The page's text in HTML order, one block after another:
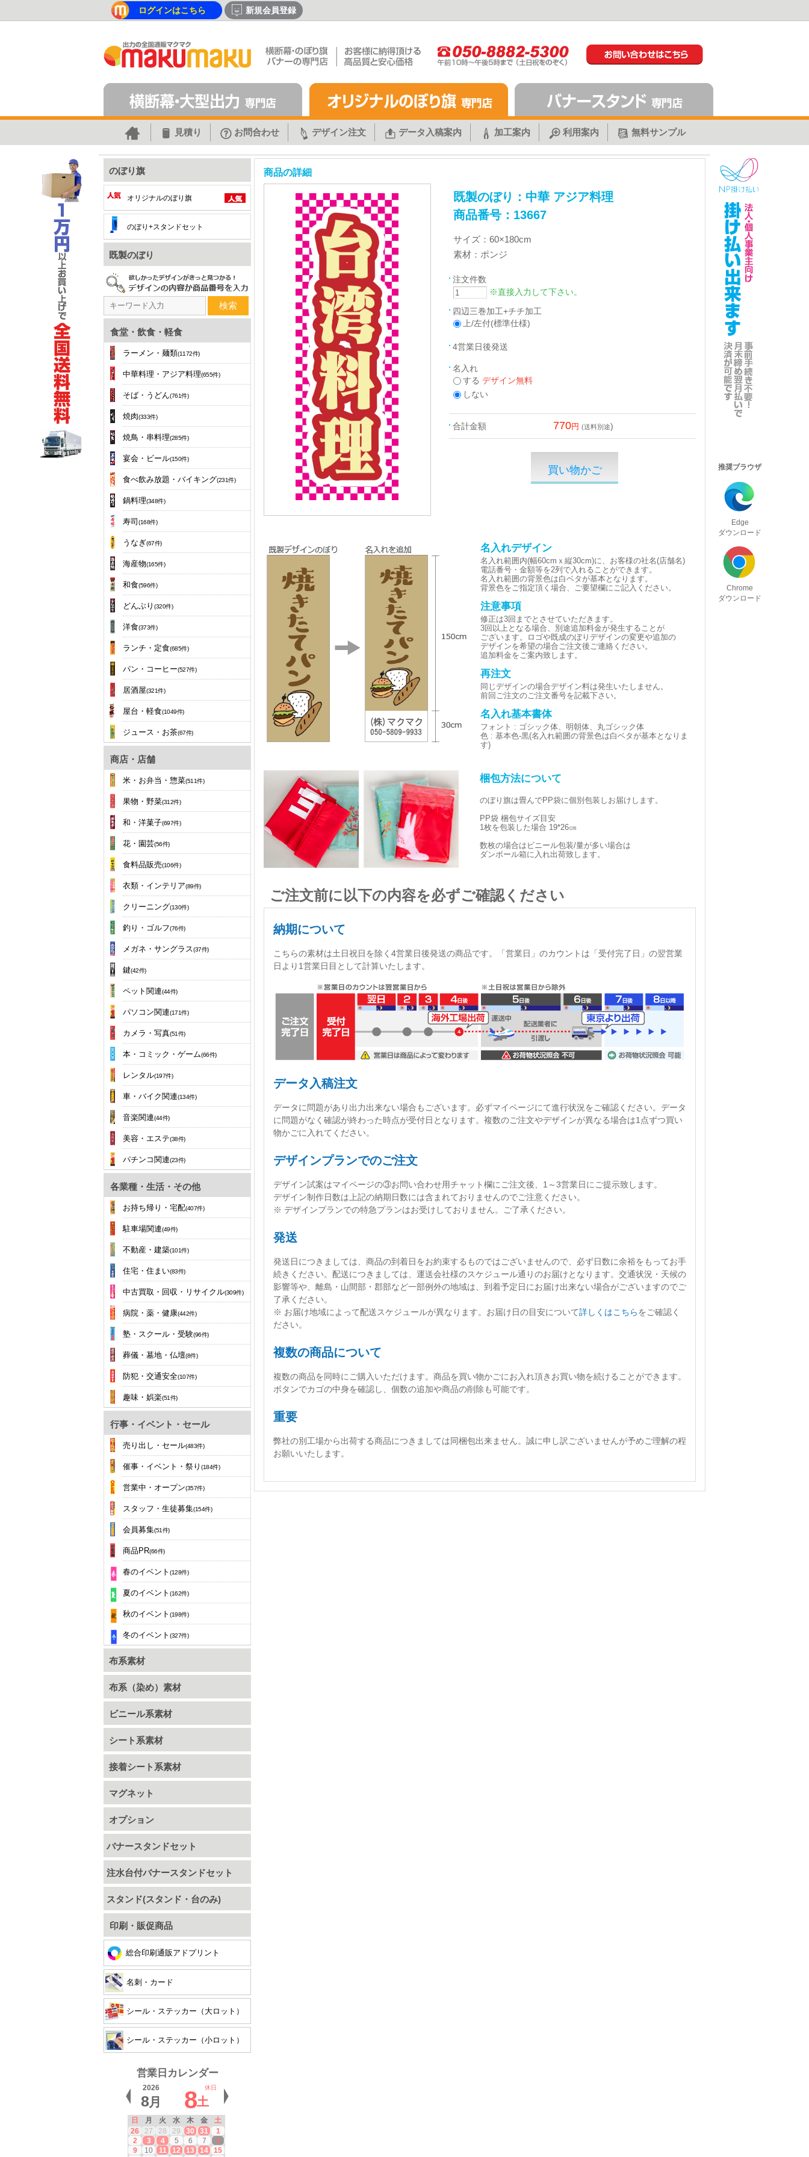
ログインはこちら 新規会員登録
見積り お問合わせ デザイン注文 データ入稿案内 加工案内 利用案内 無料サンプル
のぼり旗
オリジナルのぼり旗
のぼり+スタンドセット
既製のぼり
検索
食堂・飲食・軽食
ラーメン・麺類(1172件)
中華料理・アジア料理(655件)
そば・うどん(761件)
焼肉(333件)
焼鳥・串料理(285件)
宴会・ビール(150件)
食べ飲み放題・バイキング(231件)
鍋料理(348件)
寿司 (168件)
うなぎ(67件)
海産物(165件)
和食(596件)
どんぶり (320件)
洋食(373件)
ランチ・定食(685件)
パン・コーヒー(527件)
居酒屋(321件)
屋台・軽食(1049件)
ジュース・お茶(67件)
商店・店舗
米・お弁当・惣菜(511件)
果物・野菜(312件)
和・洋菓子(697件)
花・園芸(56件)
食料品販売(106件)
衣類・インテリア(89件)
クリーニング(130件)
釣り・ゴルフ(76件)
メガネ・サングラス(37件)
鍵(42件)
ペット関連(44件)
パソコン関連(171件)
カメラ・写真(51件)
本・コミック・ゲーム(66件)
レンタル(197件)
車・バイク関連(134件)
音楽関連(44件)
美容・エステ(38件)
パチンコ関連(23件)
各業種・生活・その他
お持ち帰り・宅配(407件)
駐車場関連(49件)
不動産・建築(101件)
住宅・住まい(83件)
中古買取・回収・リサイクル(309件)
病院・薬・健康(442件)
塾・スクール・受験(96件)
葬儀・墓地・仏壇(8件)
防犯・交通安全(107件)
趣味・娯楽(51件)
行事・イベント・セール
売り出し・セール(483件)
催事・イベント・祭り (184件)
営業中・オープン(357件)
スタッフ・生徒募集(154件)
会員募集(51件)
商品PR(66件)
春のイベント (128件)
夏のイベント (162件)
秋のイベント (198件)
冬のイベント (327件)
布系素材
布系（染め）素材
ビニール系素材
シート系素材
接着シート系素材
マグネット
オプション
バナースタンドセット
注水台付バナースタンドセット
スタンド(スタンド・台のみ)
印刷・販促商品
総合印刷通販アドプリント
名刺・カード
シール・ステッカー（大ロット）
シール・ステッカー（小ロット）
営業日カレンダー
2026
8月
休日
8土
日 月 火 水 木 金
土
26
27 28 29 30 31
1
2
3 4 5 6 7
8
9
10 11 12 13 14
15
推奨ブラウザ
Edge
ダウンロード
Chrome
ダウンロード
商品の詳細
既製のぼり：中華 アジア料理
商品番号：13667
サイズ：60×180cm
素材：ポンジ
注文件数
※直接入力して下さい。
四辺三巻加工+チチ加工
上/左付(標準仕様)
4営業日後発送
名入れ
する デザイン無料
しない
合計金額 770 (送料別途)
名入れデザイン
名入れ範囲内(幅60cmｘ縦30cm)に、お客様の社名(店舗名)
電話番号・金額等を2列で入れることができます。
名入れ範囲の背景色は白ベタが基本となります。
背景色をご指定頂く場合、ご要望欄にご記入ください。
注意事項
修正は3回までとさせていただきます。
3回以上となる場合、別途追加料金が発生することが
ございます。ロゴや既成のぼりデザインの変更や追加の
デザインを希望の場合ご注文後ご連絡ください。
追加料金をご案内致します。
再注文
同じデザインの場合デザイン料は発生いたしません。
前回ご注文のご注文番号を記載下さい。
名入れ基本書体
フォント : ゴシック体、明朝体、丸ゴシック体
色 : 基本色-黒(名入れ範囲の背景色は白ベタが基本となりま
す)
梱包方法について
のぼり旗は畳んでPP袋に個別包装しお届けします。
PP袋 梱包サイズ目安
1枚を包装した場合 19*26㎝
数枚の場合はビニール包装/量が多い場合は
ダンボール箱に入れ出荷致します。
ご注文前に以下の内容を必ずご確認ください
納期について
こちらの素材は土日祝日を除く4営業日後発送の商品です。「営業日」のカウントは「受付完了日」の翌営業
日より1営業日目として計算いたします。
データ入稿注文
データに問題があり出力出来ない場合もございます。必ずマイページにて進行状況をご確認ください。 データ
に問題がなく確認が終わった時点が受付日 となります。複数のご注文やデザインが異なる場合は1点ずつ買い
物かごに入れてください。
デザインプランでのご注文
デザイン試案はマイページの③お問い合わせ用チャット欄にご注文後、 1～3営業日にご提示致します。
デザイン制作日数は上記の納期日数には含まれておりませんのでご注意ください。
※ デザインプランでの特急プランはお受けしておりません。ご了承ください。
発送
発送日につきましては、 商品の到着日をお約束するものではございませんので、必ず日数に余裕をもってお手
続きください。配送につきましては、運送会社様のスケジュール通りのお届けとなります。交通状況・天候の
影響等や、離島・山間部・郡部など一部例外の地域は、到着予定日にお届け出来ない場合がございますのでご
了承ください。
※ お届け地域によって配送スケジュールが異なります。お届け日の目安について詳しくはこちらをご確認く
ださい。
複数の商品について
複数の商品を同時にご購入いただけます。商品を買い物かごにお入れ頂きお買い物を続けることができます。
ボタンでカゴの中身を確認し、個数の追加や商品の削除も可能です。
重要
弊社の別工場から出荷する商品につきましては同梱包出来ません。誠に申し訳ございませんが予めご理解の程
お願いいたします。